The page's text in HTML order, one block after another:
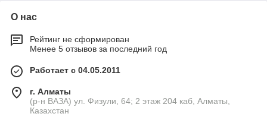
О нас
Рейтинг не сформирован
Менее 5 отзывов за последний год
Работает с 04.05.2011
г. Алматы
(р-н ВАЗА) ул. Физули, 64; 2 этаж 204 каб, Алматы,
Казахстан